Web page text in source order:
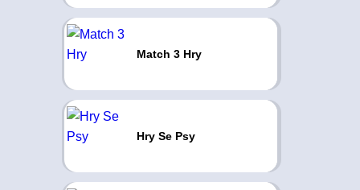
Match 3 Hry
Hry Se Psy